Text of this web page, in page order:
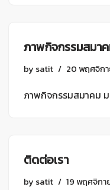
ภาพกิจกรรมสมา
by satit 20 พฤศจิก
ภาพกิจกรรมสมาคม
ติดต่อเรา
by satit 19 พฤศจิก